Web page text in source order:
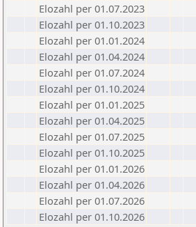
Elozahl per 01.07.2023
Elozahl per 01.10.2023
Elozahl per 01.01.2024
Elozahl per 01.04.2024
Elozahl per 01.07.2024
Elozahl per 01.10.2024
Elozahl per 01.01.2025
Elozahl per 01.04.2025
Elozahl per 01.07.2025
Elozahl per 01.10.2025
Elozahl per 01.01.2026
Elozahl per 01.04.2026
Elozahl per 01.07.2026
Elozahl per 01.10.2026